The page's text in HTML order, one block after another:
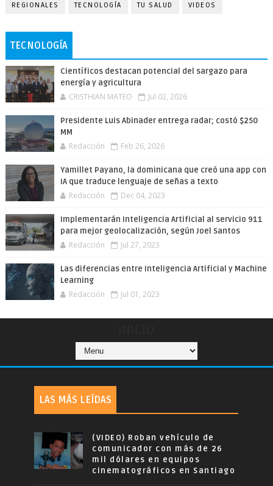
REGIONALES TECNOLOGÍA TU SALUD VIDEOS
TECNOLOGÍA
Científicos destacan potencial del sargazo para
energía y agricultura
CRISTHIAN MATEO Jul 02, 2026
Presidente Luis Abinader entrega radar; costó $250
MM
Redacción Feb 26, 2026
Yamillet Payano, la dominicana que creó una app con
IA que traduce lenguaje de señas a texto
Redacción Dec 04, 2023
Implementarán Inteligencia Artificial al servicio 911
para mejor geolocalización, según Joel Santos
Redacción Jul 27, 2023
Las diferencias entre Inteligencia Artificial y Machine
Learning
Redacción Jul 01, 2023
LAS MÁS LEÍDAS
(VIDEO) Roban vehículo de
comunicador con más de 26
mil dólares en equipos
cinematográficos en Santiago